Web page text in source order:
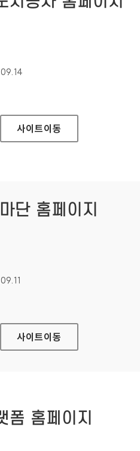
사 홈페이지
사이트이동
단 홈페이지
페이지
사이트이동
폼 홈페이지